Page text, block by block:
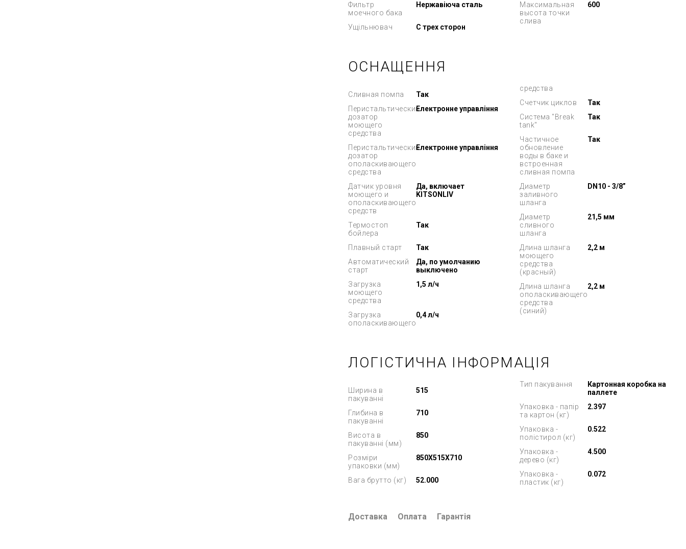
Фильтр
моечного бака
Нержавіюча сталь
Ущільнювач С трех сторон
Максимальная
высота точки
слива
600
ОСНАЩЕННЯ
Сливная помпа
Так
Перистальтический
дозатор
моющего
средства
Електронне управління
Перистальтический
дозатор
ополаскивающего
средства
Електронне управління
Датчик уровня
моющего и
ополаскивающего
средств
Да, включает
KITSONLIV
Термостоп
бойлера
Так
Плавный старт
Так
Автоматический
старт
Да, по умолчанию
выключено
Загрузка
моющего
средства
1,5 л/ч
Загрузка
ополаскивающего
средства
0,4 л/ч
Счетчик циклов
Так
Система "Break
tank"
Так
Частичное
обновление
воды в баке и
встроенная
сливная помпа
Так
Диаметр
заливного
шланга
DN10 - 3/8”
Диаметр
сливного
шланга
21,5 мм
Длина шланга
моющего
средства
(красный)
2,2 м
Длина шланга
ополаскивающего
средства
(синий)
2,2 м
ЛОГІСТИЧНА ІНФОРМАЦІЯ
Ширина в
пакуванні
515
Глибина в
пакуванні
710
Висота в
пакуванні (мм)
850
Розміри
упаковки (мм)
850X515X710
Вага брутто (кг) 52.000
Тип пакування
Картонная коробка на
паллете
Упаковка - папір
та картон (кг)
2.397
Упаковка -
полістирол (кг)
0.522
Упаковка -
дерево (кг)
4.500
Упаковка -
пластик (кг)
0.072
Доставка Оплата Гарантія